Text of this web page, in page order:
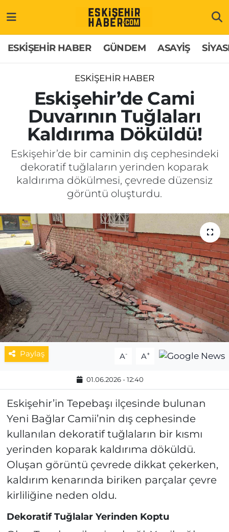
ESKİŞEHİR HABER GÜNDEM ASAYİŞ
ESKİŞEHİR HABER
Eskişehir’de Cami
Duvarının Tuğlaları
Kaldırıma Döküldü!
Eskişehir’de bir caminin dış cephesindeki
dekoratif tuğlaların yerinden koparak
kaldırıma dökülmesi, çevrede düzensiz
görüntü oluşturdu.
Paylaş A- A+
01.06.2026 - 12:40
Eskişehir’in Tepebaşı ilçesinde bulunan
Yeni Bağlar Camii’nin dış cephesinde
kullanılan dekoratif tuğlaların bir kısmı
yerinden koparak kaldırıma döküldü.
Oluşan görüntü çevrede dikkat çekerken,
kaldırım kenarında biriken parçalar çevre
kirliliğine neden oldu.
Dekoratif Tuğlalar Yerinden Koptu
GÜNDEM
ASAYİŞ
SİYASET
EKONOMİ
SAĞLIK
SPOR
MAGAZİN
ESKİŞEHİRSPOR
Hakkımızda
İletişim
Künye
Odunpazarı Trafik Yoğunluk Haritası
Süper Lig Puan Durumu ve Fikstür
Tüm Manşetler
Son Dakika Haberleri
Haber Arşivi